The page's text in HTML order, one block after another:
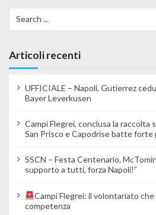
Articoli recenti
UFFICIALE – Napoli, Gutierrez
Bayer Leverkusen
Campi Flegrei, conclusa la raccolta
San Prisco e Capodrise batte forte
SSCN – Festa Centenario,
supporto a tutti, forza Napoli!”
Campi Flegrei: il volontariato
competenza